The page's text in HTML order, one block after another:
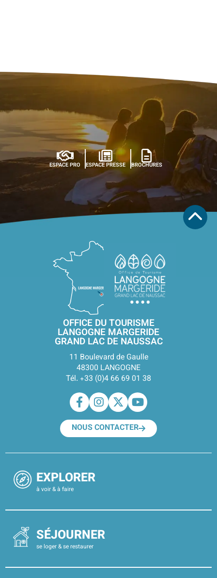
ESPACE PRO ESPACE PRESSE BROCHURES
OFFICE DU TOURISME
LANGOGNE MARGERIDE
GRAND LAC DE NAUSSAC
11 Boulevard de Gaulle
48300 LANGOGNE
Tél. +33 (0)4 66 69 01 38
NOUS CONTACTER
EXPLORER
à voir & à faire
SÉJOURNER
se loger & se restaurer